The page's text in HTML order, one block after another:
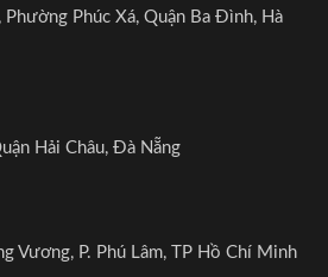
Phúc Xá, Quận Ba Đình, Hà
Hải Châu, Đà Nẵng
Vương, P. Phú Lâm, TP Hồ Chí Minh